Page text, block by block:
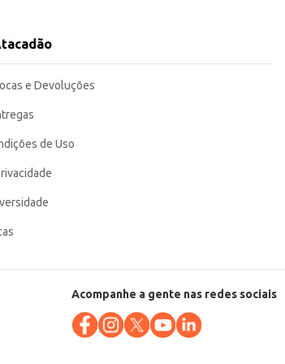
2kg proporciona um
e Devoluções
de Uso
Acompanhe a gente nas redes sociais